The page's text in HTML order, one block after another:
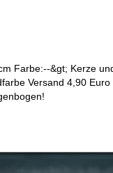
Farbe:--&gt; Kerze
Versand 4,90 Euro